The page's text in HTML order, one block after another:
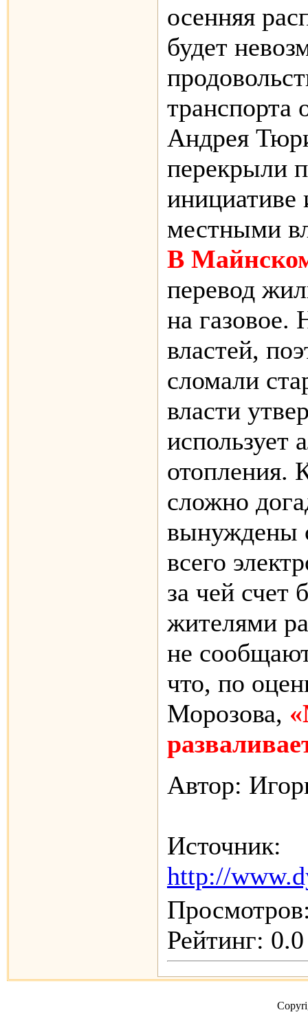
осенняя
будет
транспорта
Андрея
перекрыли
инициативе
местными
В
перевод
на газовое.
властей,
сломали
власти
использует
отопления.
сложно
вынуждены
всего
за чей счет
жителями
не
что, по
Морозова,
Автор:
Источник:
http://
Рейтинг: 0.0